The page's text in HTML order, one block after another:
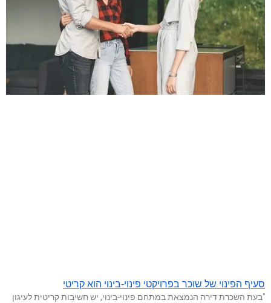
סעיף הפינוי של שוכר בפרויקטי פינוי-בינוי הוא קריטי
"בעת השכרת דירה הנמצאת במתחם פינוי-בינוי, יש חשיבות קריטית לעיגון